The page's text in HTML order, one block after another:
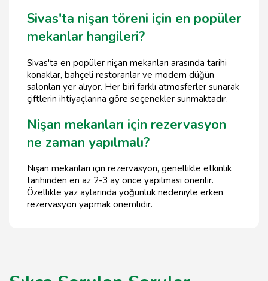
Sivas'ta nişan töreni için en popüler
mekanlar hangileri?
Sivas'ta en popüler nişan mekanları arasında tarihi
konaklar, bahçeli restoranlar ve modern düğün
salonları yer alıyor. Her biri farklı atmosferler sunarak
çiftlerin ihtiyaçlarına göre seçenekler sunmaktadır.
Nişan mekanları için rezervasyon
ne zaman yapılmalı?
Nişan mekanları için rezervasyon, genellikle etkinlik
tarihinden en az 2-3 ay önce yapılması önerilir.
Özellikle yaz aylarında yoğunluk nedeniyle erken
rezervasyon yapmak önemlidir.